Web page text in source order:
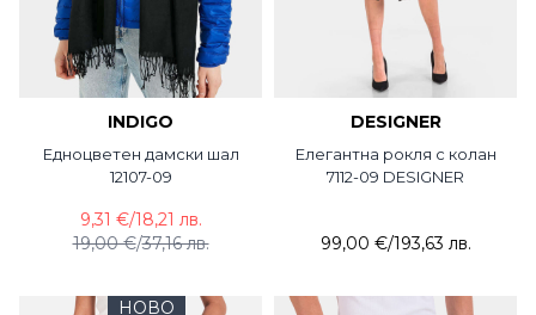
INDIGO
Едноцветен дамски шал
12107-09
19,00 €/37,16 лв.
9,31 €/18,21 лв.
DESIGNER
Елегантна рокля с колан
7112-09 DESIGNER
99,00 €/193,63 лв.
НОВО